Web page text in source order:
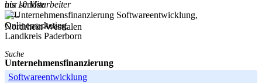
nur seriöse
-----
Nordrhein-Westfalen
bis 10 Mitarbeiter
Landkreis Paderborn
Suche
Unternehmensfinanzierung
Softwareentwicklung